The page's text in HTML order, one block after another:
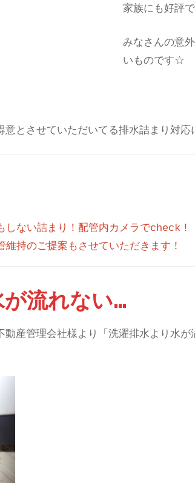
家族にも好評で
みなさんの意
いものです☆
とさせていただいてる排水詰まり対応
しない詰まり！配管内カメラでcheck！
流れない…
産管理会社様より「洗濯排水より水